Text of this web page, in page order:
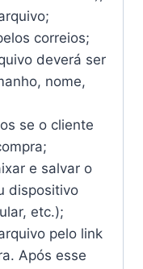
correios;
deverá ser
nome,
se o cliente
e salvar o
dispositivo
etc.);
pelo link
Após esse